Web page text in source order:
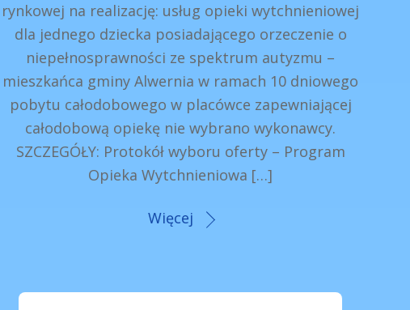
rynkowej na realizację: usług opieki wytchnieniowej
dla jednego dziecka posiadającego orzeczenie o
niepełnosprawności ze spektrum autyzmu –
mieszkańca gminy Alwernia w ramach 10 dniowego
pobytu całodobowego w placówce zapewniającej
całodobową opiekę nie wybrano wykonawcy.
SZCZEGÓŁY: Protokół wyboru oferty – Program
Opieka Wytchnieniowa […]
Więcej